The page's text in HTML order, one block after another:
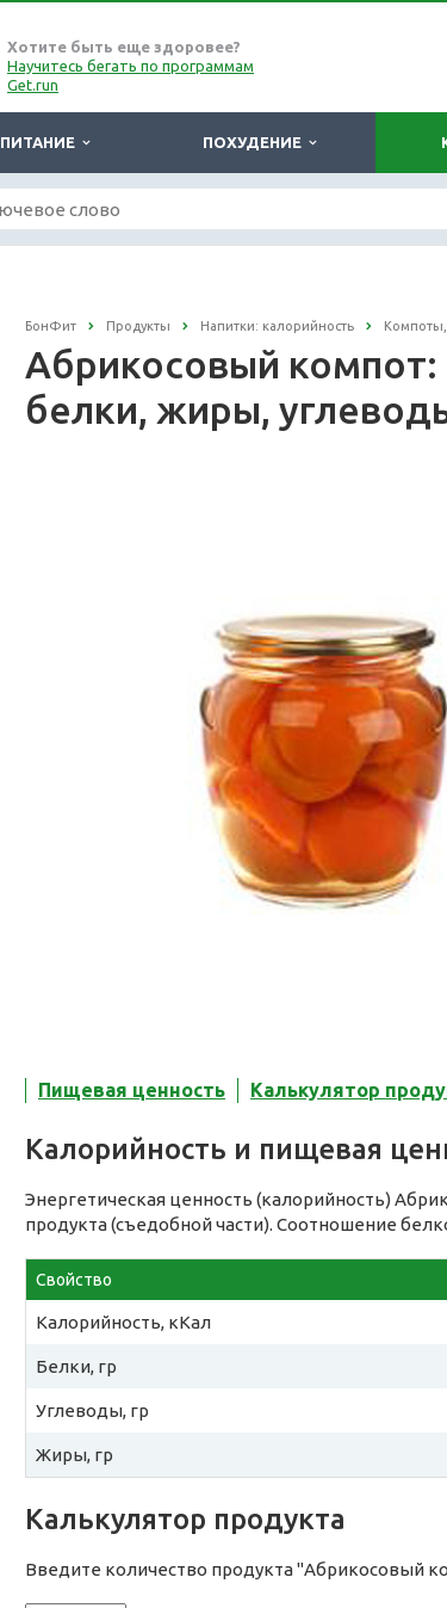
Хотите быть еще здоровее?
Научитесь бегать по программам
Get.run
ПИТАНИЕ ПОХУДЕНИЕ
БонФит Продукты Напитки: калорийность
Абрикосовый компот:
белки, жиры,
Пищевая ценность Калькулятор
Калорийность и пищевая
Энергетическая ценность (калорийность)
продукта (съедобной части). Соотношение
Свойство
Калорийность, кКал
Белки, гр
Углеводы, гр
Жиры, гр
Калькулятор продукта
Введите количество продукта "Абрикосовый